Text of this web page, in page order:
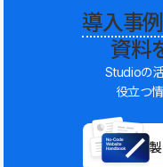
導入事例
資料
Studioの
役立つ